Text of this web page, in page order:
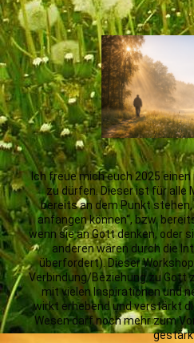
Ich freue mich euch 2025
zu dürfen. Dieser ist für alle
bereits an dem Punkt
anfangen können“, bzw.
wenn sie an Gott denken, oder
anderen wären durch die
überfordert). Dieser
Verbindung/Beziehung zu Gott
mit vielen Inspirationen und
wirkt erhebend und verstärkt
Wesen darf noch mehr zum